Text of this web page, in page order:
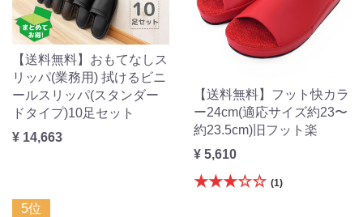
【送料無料】おもてなしス
リッパ(業務用) 拭けるビニ
ールスリッパ(スタンダー
ドタイプ)10足セット
¥ 14,663
【送料無料】フット快カラ
ー24cm(適応サイズ約23〜
約23.5cm)旧フット楽
¥ 5,610
★★★☆☆ (1)
5位